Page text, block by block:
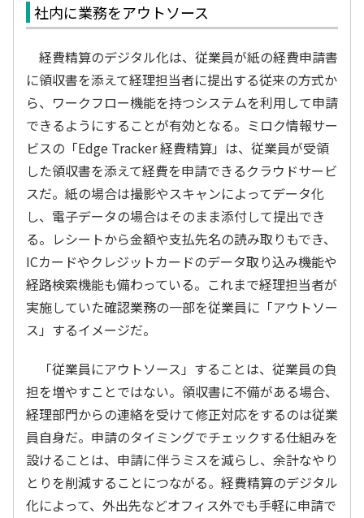
社内に業務をアウトソース
経費精算のデジタル化は、従業員が紙の経費申請書
に領収書を添えて経理担当者に提出する従来の方式か
ら、ワークフロー機能を持つシステムを利用して申請
できるようにすることが有効となる。ミロク情報サー
ビスの「Edge Tracker 経費精算」は、従業員が受領
した領収書を添えて経費を申請できるクラウドサービ
スだ。紙の場合は撮影やスキャンによってデータ化
し、電子データの場合はそのまま添付して提出でき
る。レシートから金額や支払先名の読み取りもでき、
ICカードやクレジットカードのデータ取り込み機能や
経路検索機能も備わっている。これまで経理担当者が
実施していた確認業務の一部を従業員に「アウトソー
ス」するイメージだ。
「従業員にアウトソース」することは、従業員の負
担を増やすことではない。領収書に不備がある場合、
経理部門からの連絡を受けて修正対応をするのは従業
員自身だ。申請のタイミングでチェックする仕組みを
設けることは、申請に伴うミスを減らし、余計なやり
とりを削減することにつながる。経費精算のデジタル
化によって、外出先などオフィス外でも手軽に申請で